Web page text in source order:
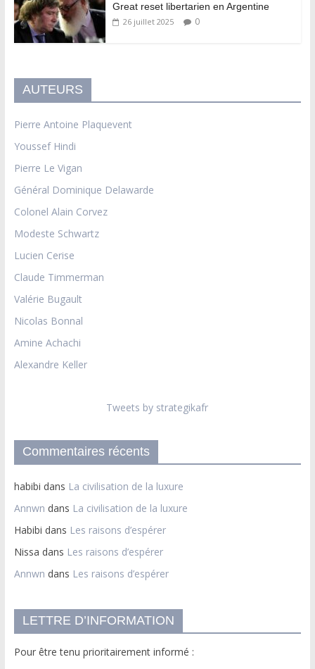
Great reset libertarien en Argentine
26 juillet 2025 0
AUTEURS
Pierre Antoine Plaquevent
Youssef Hindi
Pierre Le Vigan
Général Dominique Delawarde
Colonel Alain Corvez
Modeste Schwartz
Lucien Cerise
Claude Timmerman
Valérie Bugault
Nicolas Bonnal
Amine Achachi
Alexandre Keller
Tweets by strategikafr
Commentaires récents
habibi dans La civilisation de la luxure
Annwn dans La civilisation de la luxure
Habibi dans Les raisons d’espérer
Nissa dans Les raisons d’espérer
Annwn dans Les raisons d’espérer
LETTRE D’INFORMATION
Pour être tenu prioritairement informé :